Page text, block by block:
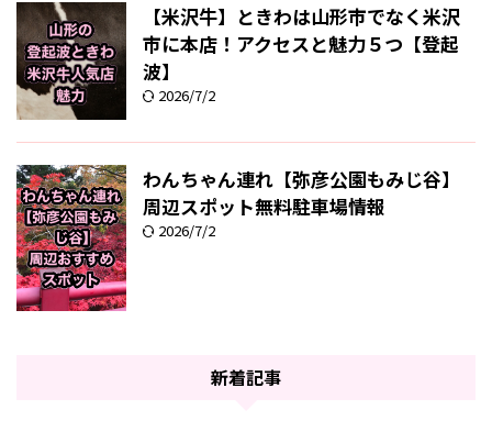
【米沢牛】ときわは山形市でなく米沢
市に本店！アクセスと魅力５つ【登起
波】
2026/7/2
わんちゃん連れ【弥彦公園もみじ谷】
周辺スポット無料駐車場情報
2026/7/2
新着記事